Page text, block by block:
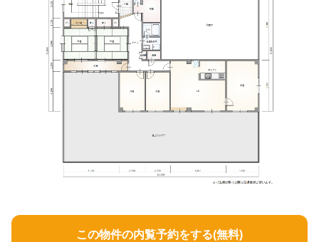
この物件の内覧予約をする(無料)